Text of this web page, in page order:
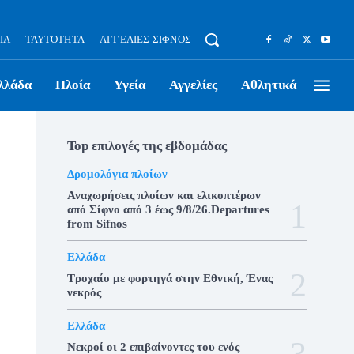
ΤΑΥΤΌΤΗΤΑ ΑΓΓΕΛΊΕΣ ΣΊΦΝΟΣ
Πλοία Υγεία Αγγελίες Αθλητικά
Top επιλογές της εβδομάδας
Δρομολόγια πλοίων
Αναχωρήσεις πλοίων και ελικοπτέρων
από Σίφνο από 3 έως 9/8/26.Departures
from Sifnos
Ελλάδα
Τροχαίο με φορτηγά στην Εθνική, Ένας
νεκρός
Ελλάδα
Νεκροί οι 2 επιβαίνοντες του ενός